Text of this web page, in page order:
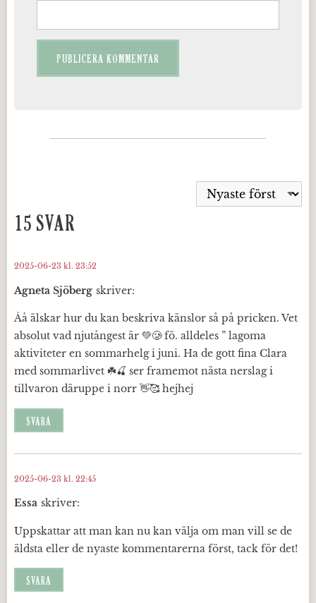
15 SVAR
Agneta Sjöberg skriver:
2025-06-23 kl. 23:52
Åå älskar hur du kan beskriva känslor så på pricken. Vet
absolut vad njutångest är 💚🥲 fö. alldeles ” lagoma
aktiviteter en sommarhelg i juni. Ha de gott fina Clara
med sommarlivet ☘️🍒 ser framemot nästa nerslag i
tillvaron däruppe i norr 👋🥰 hejhej
SVARA
Essa skriver:
2025-06-23 kl. 22:45
Uppskattar att man kan nu kan välja om man vill se de
äldsta eller de nyaste kommentarerna först, tack för det!
SVARA